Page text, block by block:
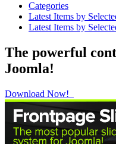
Categories
Latest Items by
Latest Items by
The powerful
Joomla!
Download Now!